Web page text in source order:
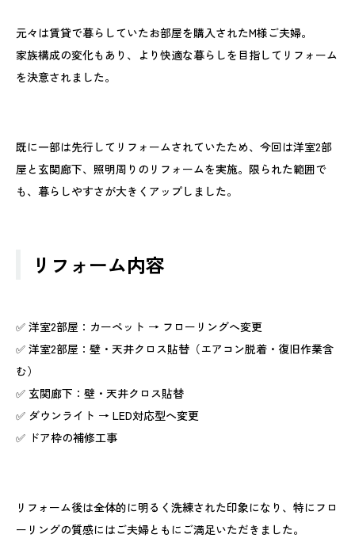
元々は賃貸で暮らしていたお部屋を購入されたM様ご夫婦。
家族構成の変化もあり、より快適な暮らしを目指してリフォーム
を決意されました。
既に一部は先行してリフォームされていたため、今回は洋室2部
屋と玄関廊下、照明周りのリフォームを実施。限られた範囲で
も、暮らしやすさが大きくアップしました。
リフォーム内容
✅ 洋室2部屋：カーペット → フローリングへ変更
✅ 洋室2部屋：壁・天井クロス貼替（エアコン脱着・復旧作業含
む）
✅ 玄関廊下：壁・天井クロス貼替
✅ ダウンライト → LED対応型へ変更
✅ ドア枠の補修工事
リフォーム後は全体的に明るく洗練された印象になり、特にフロ
ーリングの質感にはご夫婦ともにご満足いただきました。